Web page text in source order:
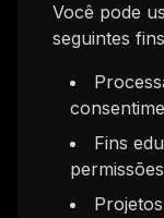
Você pode
seguintes
Fins